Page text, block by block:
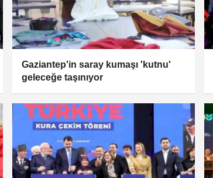
Gaziantep'in saray kumaşı 'kutnu'
geleceğe taşınıyor